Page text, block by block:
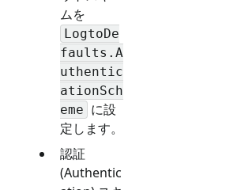
ムを
LogtoDe
faults.A
uthentic
ationSch
eme に設
定します。
認証
(Authentic